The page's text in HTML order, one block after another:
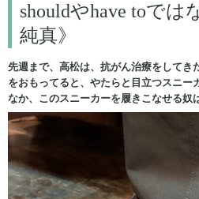
shouldやhave toでは
純真》
先週まで、高松は、抗がん治療をしてき
をおもってると、やたらと目立つスニー
なか、このスニーカーを履きこなせる奴